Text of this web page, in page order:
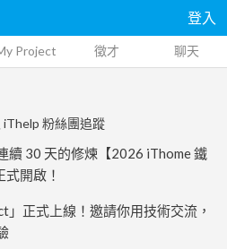
登入
Project 徵才 聊天
iThelp 粉絲團追蹤
續 30 天的修煉【2026 iThome 鐵
開啟！
正式上線！邀請你用技術交流，